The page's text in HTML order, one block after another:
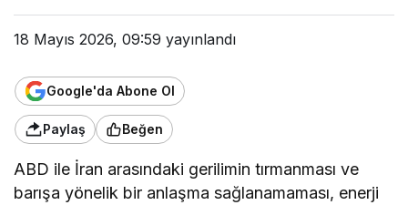
18 Mayıs 2026, 09:59 yayınlandı
Google'da Abone Ol
Paylaş Beğen
ABD ile İran arasındaki gerilimin tırmanması ve
barışa yönelik bir anlaşma sağlanamaması, enerji